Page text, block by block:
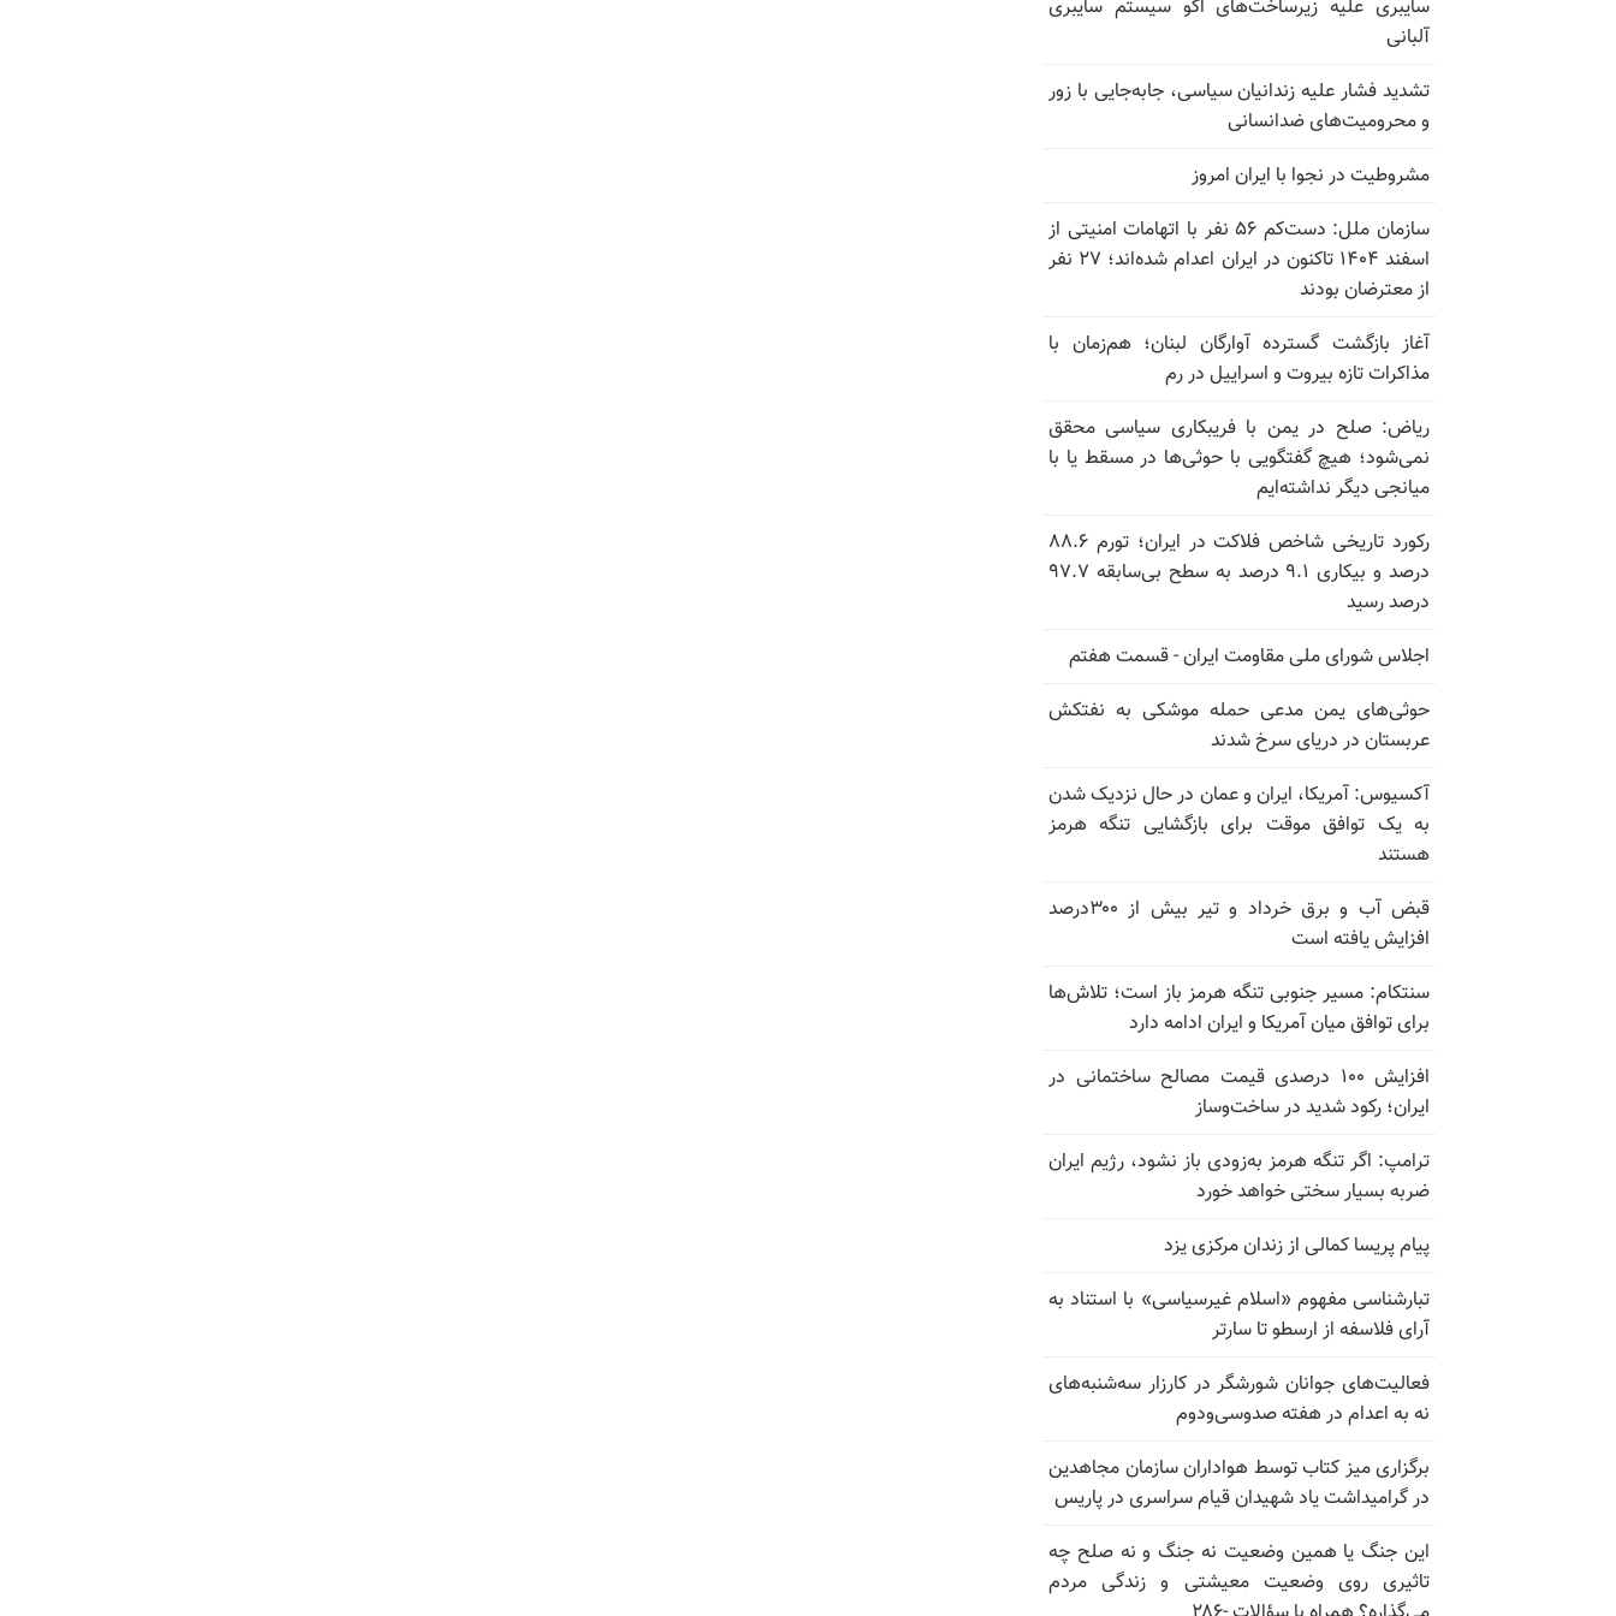
سایبری علیه زیرساخت‌های اکو سیستم سایبری
آلبانی
تشدید فشار علیه زندانیان سیاسی، جابه‌جایی با زور
و محرومیت‌های ضدانسانی
مشروطیت در نجوا با ایران امروز
سازمان ملل: دست‌کم ۵۶ نفر با اتهامات امنیتی از
اسفند ۱۴۰۴ تاکنون در ایران اعدام شده‌اند؛ ۲۷ نفر
از معترضان بودند
آغاز بازگشت گسترده آوارگان لبنان؛ هم‌زمان با
مذاکرات تازه بیروت و اسراییل در رم
ریاض: صلح در یمن با فریبکاری سیاسی محقق
نمی‌شود؛ هیچ گفتگویی با حوثی‌ها در مسقط یا با
میانجی دیگر نداشته‌ایم
رکورد تاریخی شاخص فلاکت در ایران؛ تورم ۸۸.۶
درصد و بیکاری ۹.۱ درصد به سطح بی‌سابقه ۹۷.۷
درصد رسید
اجلاس شورای ملی مقاومت ایران - قسمت هفتم
حوثی‌های یمن مدعی حمله موشکی به نفتکش
عربستان در دریای سرخ شدند
آکسیوس: آمریکا، ایران و عمان در حال نزدیک شدن
به یک توافق موقت برای بازگشایی تنگه هرمز
هستند
قبض آب و برق خرداد و تیر بیش از ۳۰۰درصد
افزایش یافته است
سنتکام: مسیر جنوبی تنگه هرمز باز است؛ تلاش‌ها
برای توافق میان آمریکا و ایران ادامه دارد
افزایش ۱۰۰ درصدی قیمت مصالح ساختمانی در
ایران؛ رکود شدید در ساخت‌وساز
ترامپ: اگر تنگه هرمز به‌زودی باز نشود، رژیم ایران
ضربه بسیار سختی خواهد خورد
پیام پریسا کمالی از زندان مرکزی یزد
تبارشناسی مفهوم «اسلام غیرسیاسی» با استناد به
آرای فلاسفه از ارسطو تا سارتر
فعالیت‌های جوانان شورشگر در کارزار سه‌شنبه‌های
نه به اعدام در هفته صدوسی‌و‌دوم
برگزاری میز کتاب توسط هواداران سازمان مجاهدین
در گرامیداشت یاد شهیدان قیام سراسری در پاریس
این جنگ یا همین وضعیت نه جنگ و نه صلح چه
تاثیری روی وضعیت معیشتی و زندگی مردم